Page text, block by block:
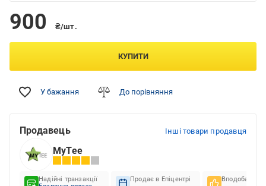
900 ₴/шт.
КУПИТИ
У бажання До порівняння
Продавець Інші товари продавця
MyTee
Надійні транзакції
Продає в Епіцентрі Вподобання